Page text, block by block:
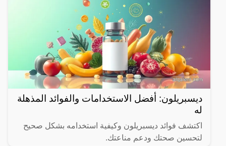
ديسبريلون: أفضل الاستخدامات والفوائد المذهلة
له
اكتشف فوائد ديسبريلون وكيفية استخدامه بشكل صحيح
لتحسين صحتك ودعم مناعتك.